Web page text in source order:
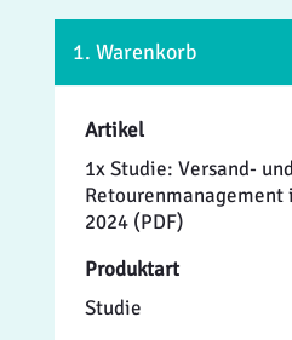
1. Warenkorb
Artikel
1x Studie: Versand- und
Retourenmanagement
2024 (PDF)
Produktart
Studie